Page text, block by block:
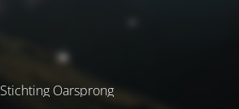
Stichting Oarsprong